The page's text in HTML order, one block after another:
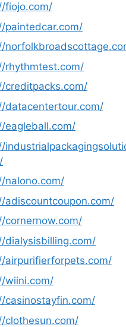
fiojo.com/
paintedcar.com/
rhythmtest.com/
creditpacks.com/
datacentertour.com/
eagleball.com/
nalono.com/
adiscountcoupon.com/
cornernow.com/
dialysisbilling.com/
airpurifierforpets.com/
wiini.com/
casinostayfin.com/
clothesun.com/